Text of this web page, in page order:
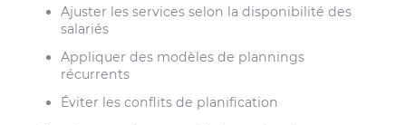
Ajuster les services selon la disponibilité des
salariés
Appliquer des modèles de plannings
récurrents
Éviter les conflits de planification